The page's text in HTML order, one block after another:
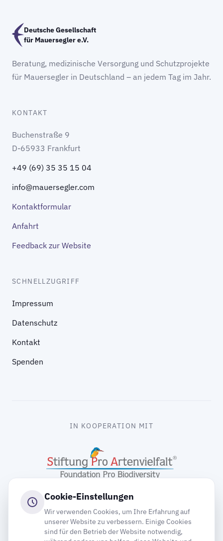
Deutsche Gesellschaft
für Mauersegler e.V.
Beratung, medizinische Versorgung und Schutzprojekte
für Mauersegler in Deutschland – an jedem Tag im Jahr.
KONTAKT
Buchenstraße 9
D-65933 Frankfurt
+49 (69) 35 35 15 04
info@mauersegler.com
Kontaktformular
Anfahrt
Feedback zur Website
SCHNELLZUGRIFF
Impressum
Datenschutz
Kontakt
Spenden
IN KOOPERATION MIT
Cookie-Einstellungen
Wir verwenden Cookies, um Ihre Erfahrung auf
unserer Website zu verbessern. Einige Cookies
sind für den Betrieb der Website notwendig,